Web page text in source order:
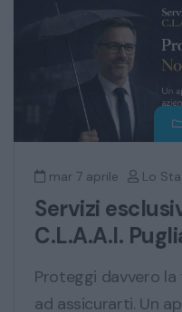
mar 7 aprile Lo
Servizi
C.L.A.A.I.
Proteggi davvero
ad assicurarti. Un